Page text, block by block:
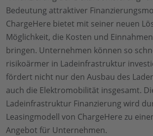
Bedeutung attraktiver
ChargeHere bietet mit seiner neuen
Möglichkeit, die Kosten und
bringen. Unternehmen können so
risikoärmer in Ladeinfrastruktur
fördert nicht nur den Ausbau des
auch die Elektromobilität insgesamt.
Ladeinfrastruktur Finanzierung wird
Leasingmodell von ChargeHere zu
Angebot für Unternehmen.